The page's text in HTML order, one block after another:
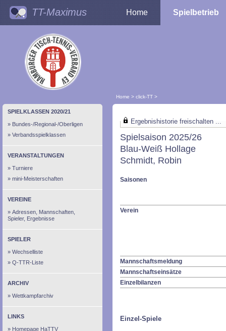
TT-Maximus Home Spielbetrieb
Home > click-TT >
SPIELKLASSEN 2020/21
Bundes-/Regional-/Oberligen
Verbandsspielklassen
VERANSTALTUNGEN
Turniere
mini-Meisterschaften
VEREINE
Adressen, Mannschaften,
Spieler, Ergebnisse
SPIELER
Wechselliste
Q-TTR-Liste
ARCHIV
Wettkampfarchiv
LINKS
Homepage HaTTV
Ergebnishistorie freischalten ...
Spielsaison 2025/26
Blau-Weiß Hollage
Schmidt, Robin
Saisonen
Verein
Mannschaftsmeldung
Mannschaftseinsätze
Einzelbilanzen
Einzel-Spiele